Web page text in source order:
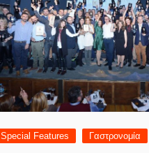
Special Features Γαστρονομία